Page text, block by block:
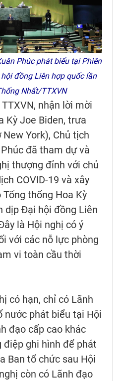
Phúc phát biểu tại Phiên
đồng Liên hợp quốc lần
Nhất/TTXVN
nhận lời mời
Kỳ Joe Biden, trưa
York), Chủ tịch
đã tham dự và
thượng đỉnh với chủ
COVID-19 và xây
thống Hoa Kỳ
dịp Đại hội đồng Liên
là Hội nghị có ý
với các nỗ lực phòng
vi toàn cầu thời
có hạn, chỉ có Lãnh
nước phát biểu tại Hội
đạo cấp cao khác
ghi hình để phát
Ban tổ chức sau Hội
còn có Lãnh đạo